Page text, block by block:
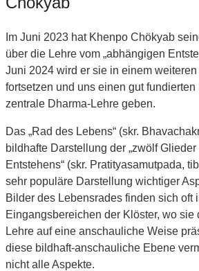
Im Juni 2023 hat Khenpo Chökyab
über die Lehre vom „abhängigen
Juni 2024 wird er sie in einem weiteren
fortsetzen und uns einen gut
zentrale Dharma-Lehre geben.
Das „Rad des Lebens“ (skr.
bildhafte Darstellung der „zwölf
Entstehens“ (skr. Pratityasamutpada,
sehr populäre Darstellung wichtiger
Bilder des Lebensrades finden sich oft
Eingangsbereichen der Klöster, wo
Lehre auf eine anschauliche Weise
diese bildhaft-anschauliche Ebene
nicht alle Aspekte.